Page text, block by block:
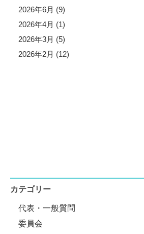
2026年6月 (9)
2026年4月 (1)
2026年3月 (5)
2026年2月 (12)
カテゴリー
代表・一般質問
委員会